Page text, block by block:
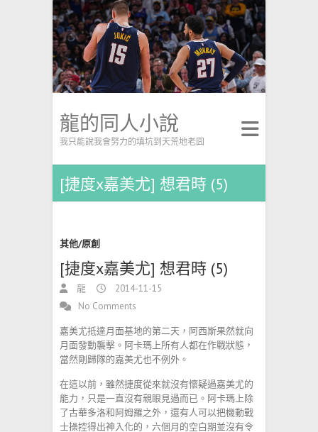
龍的同人小說
我只能說我會努力的填坑到天荒地老囧
[捷度x嘉美尤] 想君時 (5)
其他/原創
[捷度x嘉美尤] 想君時 (5)
龍
2014-11-15
No Comments
嘉美尤抵達月面基地的第二天，阿西斯果然就向
月面發動襲擊。阿卡瑪上所有人都在作戰狀態，
當然剛歸隊的嘉美尤也不例外。
在這以前，雖然捷度從來就沒有懷疑過嘉美尤的
能力，只是一直沒有親眼見過而已。阿卡瑪上除
了古華多洛和阿姆羅之外，還有人可以把機動戰
士操控得出神入化的，六個月的空白期並沒有令